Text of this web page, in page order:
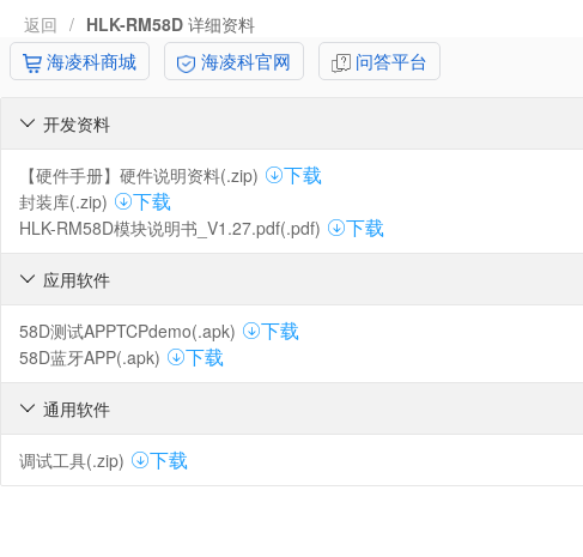
返回 / HLK-RM58D 详细资料
海凌科商城 海凌科官网 问答平台
开发资料

【硬件手册】硬件说明资料(.zip) 下载
封装库(.zip) 下载
HLK-RM58D模块说明书_V1.27.pdf(.pdf) 下载
应用软件

58D测试APPTCPdemo(.apk) 下载
58D蓝牙APP(.apk) 下载
通用软件

调试工具(.zip) 下载